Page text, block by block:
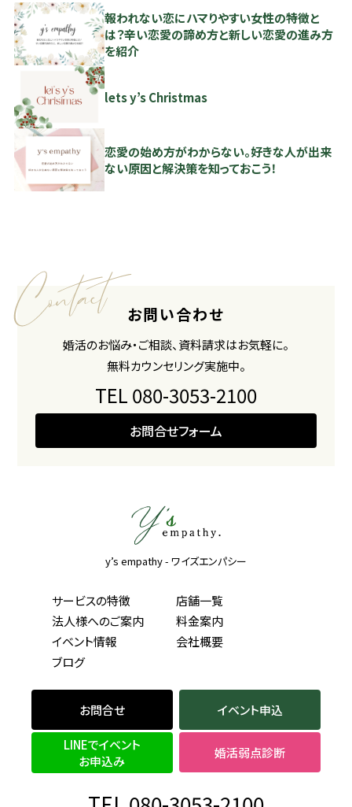
報われない恋にハマりやすい女性の特徴と
は？辛い恋愛の諦め方と新しい恋愛の進み方
を紹介
lets y’s Christmas
恋愛の始め方がわからない。好きな人が出来
ない原因と解決策を知っておこう！
お問い合わせ
婚活のお悩み・ご相談、資料請求はお気軽に。
無料カウンセリング実施中。
TEL 080-3053-2100
お問合せフォーム
y’s empathy - ワイズエンパシー
サービスの特徴
店舗一覧
法人様へのご案内
料金案内
イベント情報
会社概要
ブログ
お問合せ イベント申込
LINEでイベント
お申込み
婚活弱点診断